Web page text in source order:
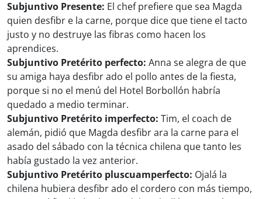
Subjuntivo Presente: El chef prefiere que sea Magda
quien desfibr e la carne, porque dice que tiene el tacto
justo y no destruye las fibras como hacen los
aprendices.
Subjuntivo Pretérito perfecto: Anna se alegra de que
su amiga haya desfibr ado el pollo antes de la fiesta,
porque si no el menú del Hotel Borbollón habría
quedado a medio terminar.
Subjuntivo Pretérito imperfecto: Tim, el coach de
alemán, pidió que Magda desfibr ara la carne para el
asado del sábado con la técnica chilena que tanto les
había gustado la vez anterior.
Subjuntivo Pretérito pluscuamperfecto: Ojalá la
chilena hubiera desfibr ado el cordero con más tiempo,